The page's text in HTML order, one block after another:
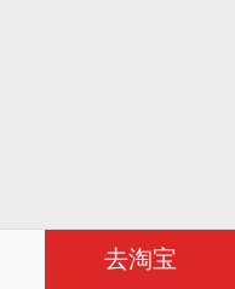
去淘宝